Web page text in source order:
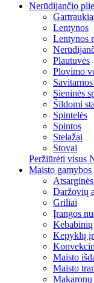
Nerūdijančio
Lentynos
Lentynos
Plautuvės
Plovimo
Sieninės
Šildomi
Spintelės
Spintos
Stelažai
Stovai
Peržiūrėti visus
Maisto gamybos
Daržovių
Griliai
Įrangos
Kebabinių
Kepyklų
Maisto
Maisto
Makaronų